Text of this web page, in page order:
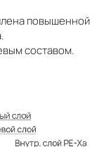
повышенной
составом.